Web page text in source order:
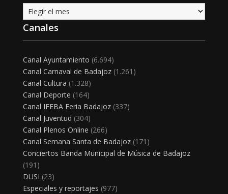
Archivo
Canales
Canal Ayuntamiento (6.694)
Canal Carnaval de Badajoz(1.261)
Canal Cultura (1.328)
Canal Deporte (164)
Canal IFEBA Feria Badajoz(337)
Canal Juventud (304)
Canal Plenos Online (266)
Canal Semana Santa de Badajoz(171)
Conciertos Banda Municipal de Música de Badajoz
(191)
DUSI (23)
Especiales y reportajes (977)